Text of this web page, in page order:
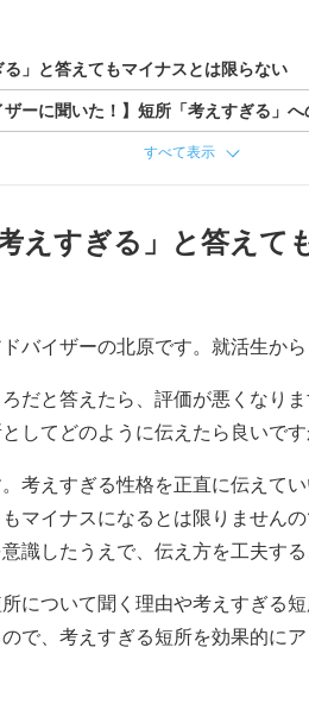
」と答えてもマイナスとは限らない
ザーに聞いた！】短所「考えすぎる」へ
すべて表示
えすぎる」と答えて
バイザーの北原です。就活生から
だと答えたら、評価が悪くなりま
してどのように伝えたら良いです
考えすぎる性格を正直に伝えて
マイナスになるとは限りません
識したうえで、伝え方を工夫する
について聞く理由や考えすぎる
で、考えすぎる短所を効果的に